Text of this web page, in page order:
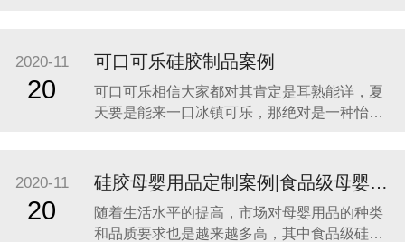
价格最合理，服务最贴心，正如两年来多次合
作一样。众盛硅胶不是硅胶制品行业内最好
的，但绝对是他合作过众多硅胶制品
2020-11
20
可口可乐硅胶制品案例
可口可乐相信大家都对其肯定是耳熟能详，夏
天要是能来一口冰镇可乐，那绝对是一种怡神
关联呢？ 2014年可口可乐找到我们的时候，我
们也是非常的惊讶，以为是在开玩笑。他们却
很认真的告诉我们，他们想开发一款创意有代
2020-11
20
硅胶母婴用品定制案例|食品级母婴硅胶制品
随着生活水平的提高，市场对母婴用品的种类
和品质要求也是越来越多高，其中食品级硅胶